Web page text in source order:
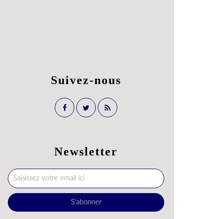
Newsletter
Suivez-nous